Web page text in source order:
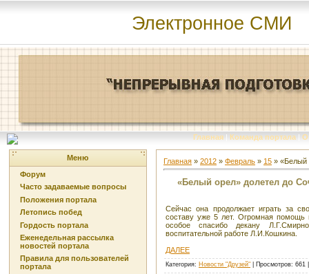
Электронное СМИ
Главная | Команда портала | О
Меню
Форум
Часто задаваемые вопросы
Положения портала
Летопись побед
Гордость портала
Еженедельная рассылка
новостей портала
Правила для пользователей
портала
Главная » 2012 » Февраль » 15 » «Белый
«Белый орел» долетел до
Сейчас она продолжает играть за
составу уже 5 лет. Огромная помощь
особое спасибо декану
воспитательной работе Л.И.Кошкина.
ДАЛЕЕ
Категория: Новости "Друзей" Просмотров: 661